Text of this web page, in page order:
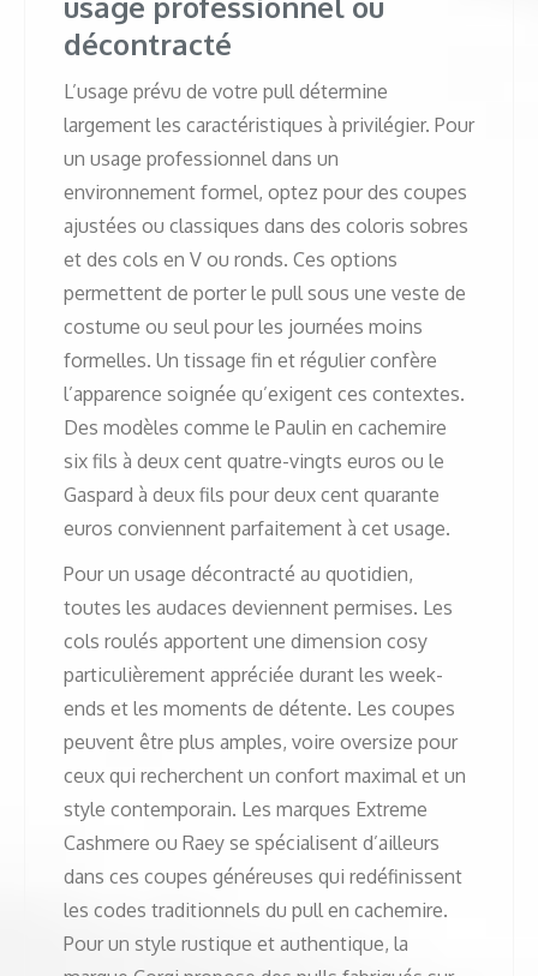
décontracté
L’usage prévu de votre pull détermine
largement les caractéristiques à privilégier. Pour
un usage professionnel dans un
environnement formel, optez pour des coupes
ajustées ou classiques dans des coloris sobres
et des cols en V ou ronds. Ces options
permettent de porter le pull sous une veste de
costume ou seul pour les journées moins
formelles. Un tissage fin et régulier confère
l’apparence soignée qu’exigent ces contextes.
Des modèles comme le Paulin en cachemire
six fils à deux cent quatre-vingts euros ou le
Gaspard à deux fils pour deux cent quarante
euros conviennent parfaitement à cet usage.
Pour un usage décontracté au quotidien,
toutes les audaces deviennent permises. Les
cols roulés apportent une dimension cosy
particulièrement appréciée durant les week-
ends et les moments de détente. Les coupes
peuvent être plus amples, voire oversize pour
ceux qui recherchent un confort maximal et un
style contemporain. Les marques Extreme
Cashmere ou Raey se spécialisent d’ailleurs
dans ces coupes généreuses qui redéfinissent
les codes traditionnels du pull en cachemire.
Pour un style rustique et authentique, la